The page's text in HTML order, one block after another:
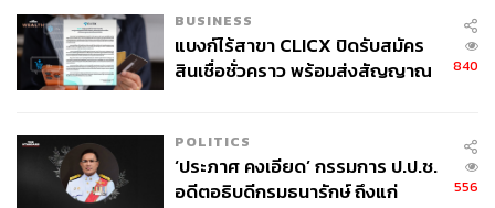
BUSINESS
แบงก์ไร้สาขา CLICX ปิดรับสมัคร
สินเชื่อชั่วคราว พร้อมส่งสัญญาณ
840
POLITICS
‘ประภาศ คงเอียด’ กรรมการ ป.ป.ช.
อดีตอธิบดีกรมธนารักษ์ ถึงแก่
556